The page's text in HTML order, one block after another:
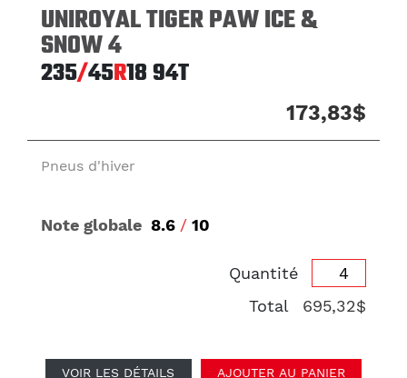
UNIROYAL TIGER PAW ICE &
SNOW 4
235/45R1894T
173,83$
Pneus d'hiver
Note globale 8.6 / 10
Quantité
Total
695,32$
VOIR LES DÉTAILS AJOUTER AU PANIER